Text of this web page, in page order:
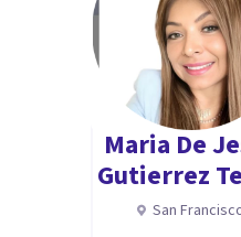
profesional en
Especialidad
Me interesa una
crítica las
Aporto un punto
Maria De
Gutierrez
San